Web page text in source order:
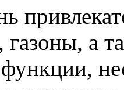
газоны, а
функции,